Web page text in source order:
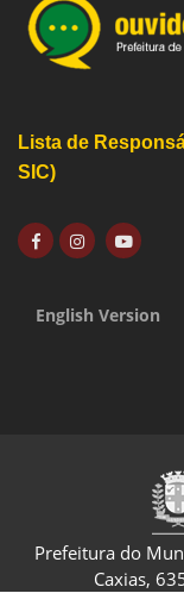
Lista de
SIC)
English Version
Prefeitura do
Caxias,